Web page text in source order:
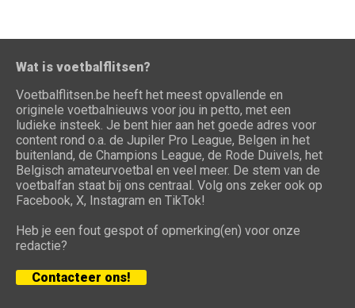
Wat is voetbalflitsen?
Voetbalflitsen.be heeft het meest opvallende en
originele voetbalnieuws voor jou in petto, met een
ludieke insteek. Je bent hier aan het goede adres voor
content rond o.a. de Jupiler Pro League, Belgen in het
buitenland, de Champions League, de Rode Duivels, het
Belgisch amateurvoetbal en veel meer. De stem van de
voetbalfan staat bij ons centraal. Volg ons zeker ook op
Facebook, X, Instagram en TikTok!
Heb je een fout gespot of opmerking(en) voor onze
redactie?
Contacteer ons!